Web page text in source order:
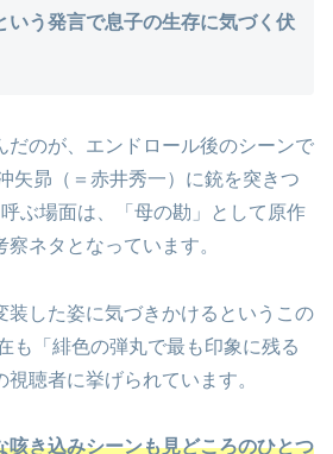
いう発言で息子の生存に気づく伏
だのが、エンドロール後のシーンで
矢昴（＝赤井秀一）に銃を突きつ
ぶ場面は、「母の勘」として原作
ネタとなっています。
装した姿に気づきかけるというこの
も「緋色の弾丸で最も印象に残る
聴者に挙げられています。
咳き込みシーンも見どころのひとつ